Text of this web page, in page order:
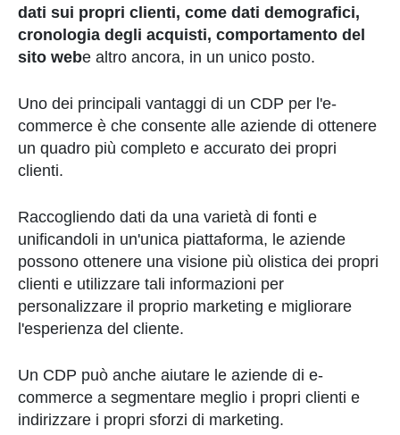
dati sui propri clienti, come dati demografici,
cronologia degli acquisti, comportamento del
sito webe altro ancora, in un unico posto.
Uno dei principali vantaggi di un CDP per l'e-
commerce è che consente alle aziende di ottenere
un quadro più completo e accurato dei propri
clienti.
Raccogliendo dati da una varietà di fonti e
unificandoli in un'unica piattaforma, le aziende
possono ottenere una visione più olistica dei propri
clienti e utilizzare tali informazioni per
personalizzare il proprio marketing e migliorare
l'esperienza del cliente.
Un CDP può anche aiutare le aziende di e-
commerce a segmentare meglio i propri clienti e
indirizzare i propri sforzi di marketing.